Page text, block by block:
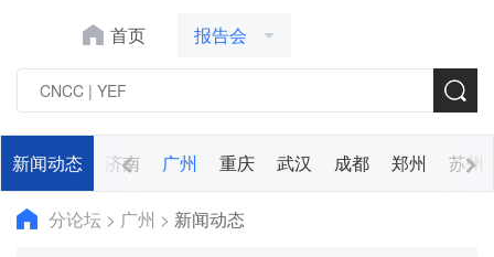
首页 报告会
新闻动态
哈尔滨 济南 广州 重庆 武汉 成都 郑州 苏州
分论坛 > 广州 > 新闻动态